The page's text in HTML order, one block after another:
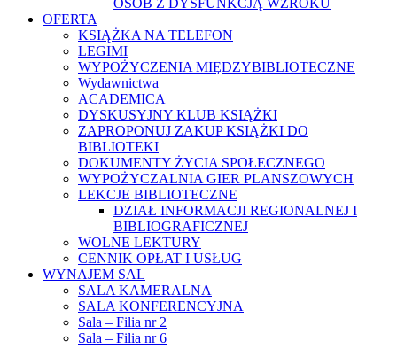
OSÓB Z DYSFUNKCJĄ WZROKU
OFERTA
KSIĄŻKA NA TELEFON
LEGIMI
WYPOŻYCZENIA MIĘDZYBIBLIOTECZNE
Wydawnictwa
ACADEMICA
DYSKUSYJNY KLUB KSIĄŻKI
ZAPROPONUJ ZAKUP KSIĄŻKI DO
BIBLIOTEKI
DOKUMENTY ŻYCIA SPOŁECZNEGO
WYPOŻYCZALNIA GIER PLANSZOWYCH
LEKCJE BIBLIOTECZNE
DZIAŁ INFORMACJI REGIONALNEJ I
BIBLIOGRAFICZNEJ
WOLNE LEKTURY
CENNIK OPŁAT I USŁUG
WYNAJEM SAL
SALA KAMERALNA
SALA KONFERENCYJNA
Sala – Filia nr 2
Sala – Filia nr 6